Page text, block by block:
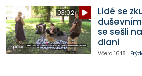
03:02
Lidé se
se sešli
dlani
Včera 16:18 |